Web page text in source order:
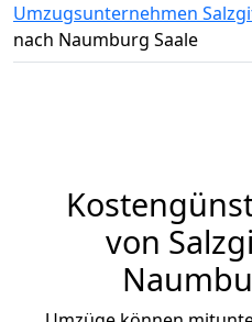
Umzugsunternehmen
nach Naumburg Saale
von